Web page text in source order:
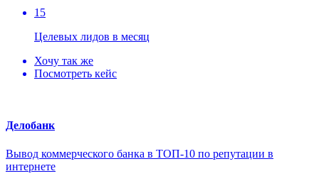
15
Целевых лидов в месяц
Хочу так же
Посмотреть кейс
Делобанк
Вывод коммерческого банка в ТОП-10 по репутации в
интернете